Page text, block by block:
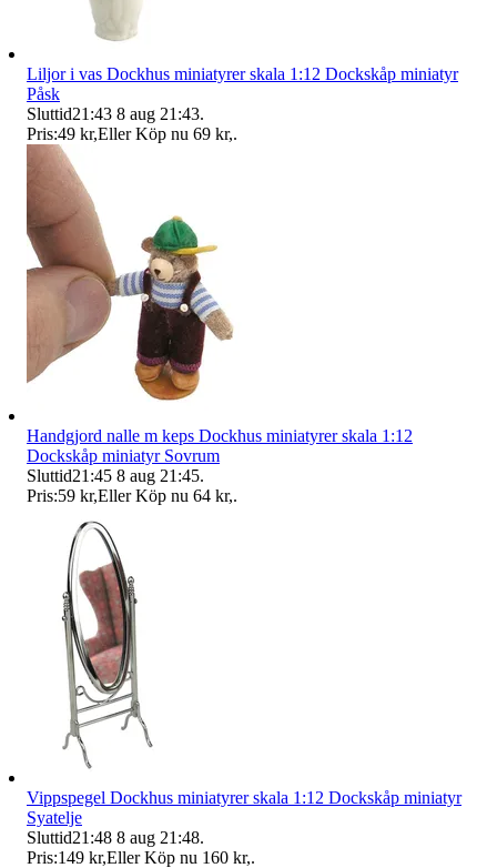
Liljor i vas Dockhus miniatyrer skala 1:12 Dockskåp miniatyr
Påsk
Sluttid21:43 8 aug 21:43.
Pris:49 kr,Eller Köp nu 69 kr,.
Handgjord nalle m keps Dockhus miniatyrer skala 1:12
Dockskåp miniatyr Sovrum
Sluttid21:45 8 aug 21:45.
Pris:59 kr,Eller Köp nu 64 kr,.
Vippspegel Dockhus miniatyrer skala 1:12 Dockskåp miniatyr
Syatelje
Sluttid21:48 8 aug 21:48.
Pris:149 kr,Eller Köp nu 160 kr,.